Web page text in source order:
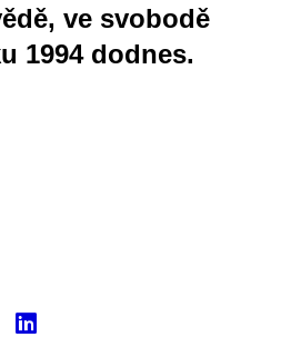
ve svobodě
1994 dodnes.